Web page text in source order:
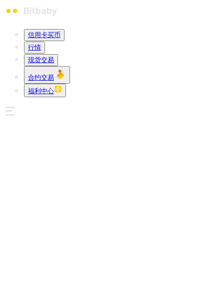
信用卡买币
行情
现货交易
合约交易
福利中心